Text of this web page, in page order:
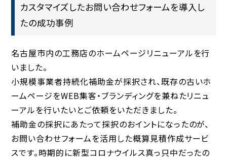
カスタマイズしたお問い合わせフォームを導入し
たの成功事例
名古屋市内の工務店のホームページリニューアルを行
いました。
小規模事業者持続化補助金が採択され、既存の古いホ
ームページをWEB集客・ブランディングを兼ねたリニュ
ーアルを行いたいとご依頼をいただきました。
補助金の採択にあたって採択のおイントになったのが、
お問い合わせフォームを活用した概算見積作成サービ
スです。時期的に新型コロナウイルス真っ只中だったの